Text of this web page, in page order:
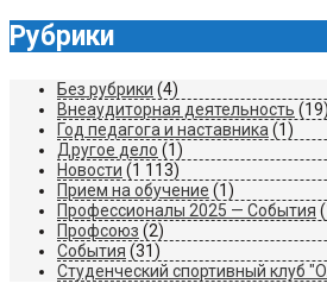
Рубрики
Без рубрики (4)
Внеаудиторная деятельность (19)
Год педагога и наставника (1)
Другое дело (1)
Новости (1 113)
Прием на обучение (1)
Профессионалы 2025 — События
Профсоюз (2)
События (31)
Студенческий спортивный клуб